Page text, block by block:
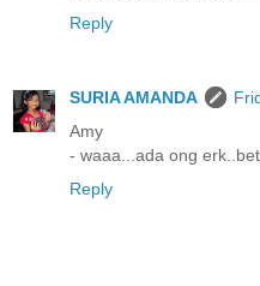
Reply
SURIA AMANDA
Amy
- waaa...ada ong
Reply